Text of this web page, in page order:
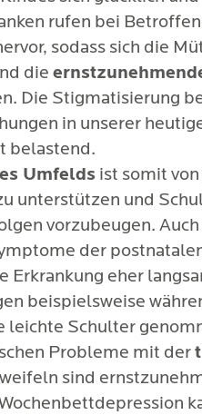
Behandlung der
Mutter-Kind-
der Mutter
und psychische
rufen bei
sodass sich die
die
Die Stigmatisierung
in unserer
belastend.
Umfelds ist somit
unterstützen und
vorzubeugen.
der
Erkrankung eher
beispielsweise
leichte Schulter
Probleme mit der
sind